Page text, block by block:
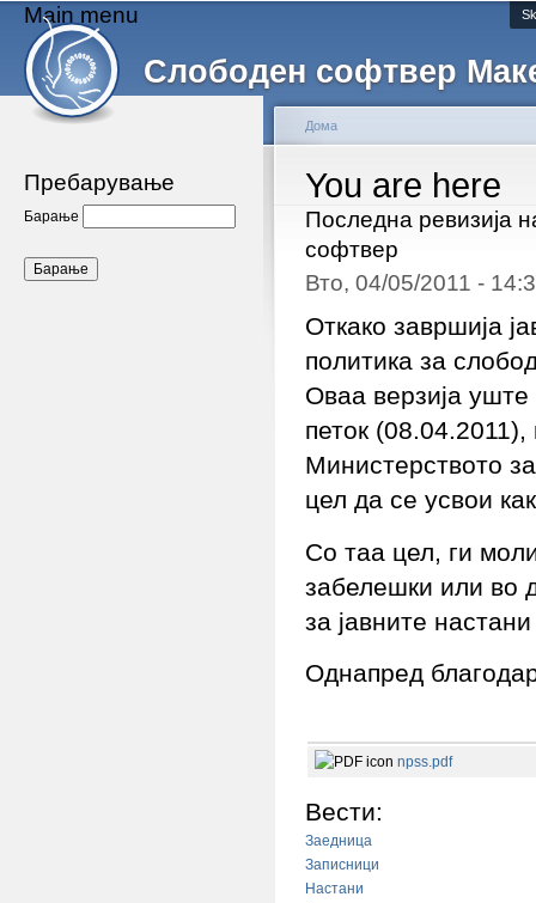
Слободен софтвер
Main menu
Пребарување
Барање
You are here
Дома
Последна ревизија
софтвер
Вто, 04/05/2011 -
Откако завршија
политика за
Оваа верзија
петок
Министерството
цел да се усвои
Со таа цел, ги
забелешки или во
за јавните
Однапред
npss.pdf
Вести:
Заедница
Записници
Настани